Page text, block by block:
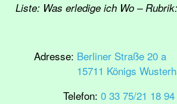
Liste: Was erledige ich Wo –
Adresse: Berliner Straße 20 a
15711 Königs
Telefon: 0 33 75/21 18 94